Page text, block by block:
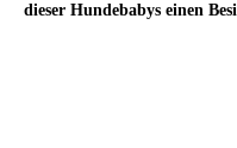
dieser Hundebabys einen